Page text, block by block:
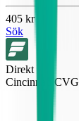
405 kr
Sök
Direkt
Cincinnati CVG